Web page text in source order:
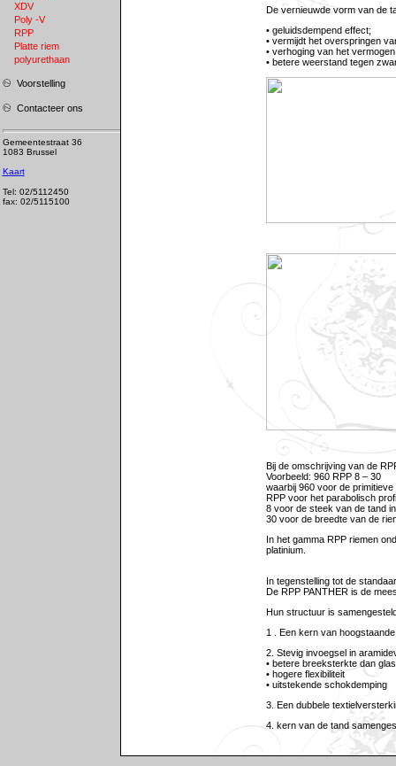
XDV
Poly -V
RPP
Platte riem
polyurethaan
Voorstelling
Contacteer ons
Gemeentestraat 36
1083 Brussel
Kaart
Tel: 02/5112450
fax: 02/5115100
De vernieuwde vorm van de
• geluidsdempend effect;
• vermijdt het overspringen
• verhoging van het vermogen
• betere weerstand tegen
Bij de omschrijving van de
Voorbeeld: 960 RPP 8 – 30
waarbij 960 voor de primitieve
RPP voor het parabolisch
8 voor de steek van de tand
30 voor de breedte van de
In het gamma RPP riemen
platinium.
In tegenstelling tot de
De RPP PANTHER is de
Hun structuur is
1 . Een kern van
2. Stevig invoegsel in
• betere breeksterkte dan
• hogere flexibiliteit
• uitstekende schokdemping
3. Een dubbele
4. kern van de tand